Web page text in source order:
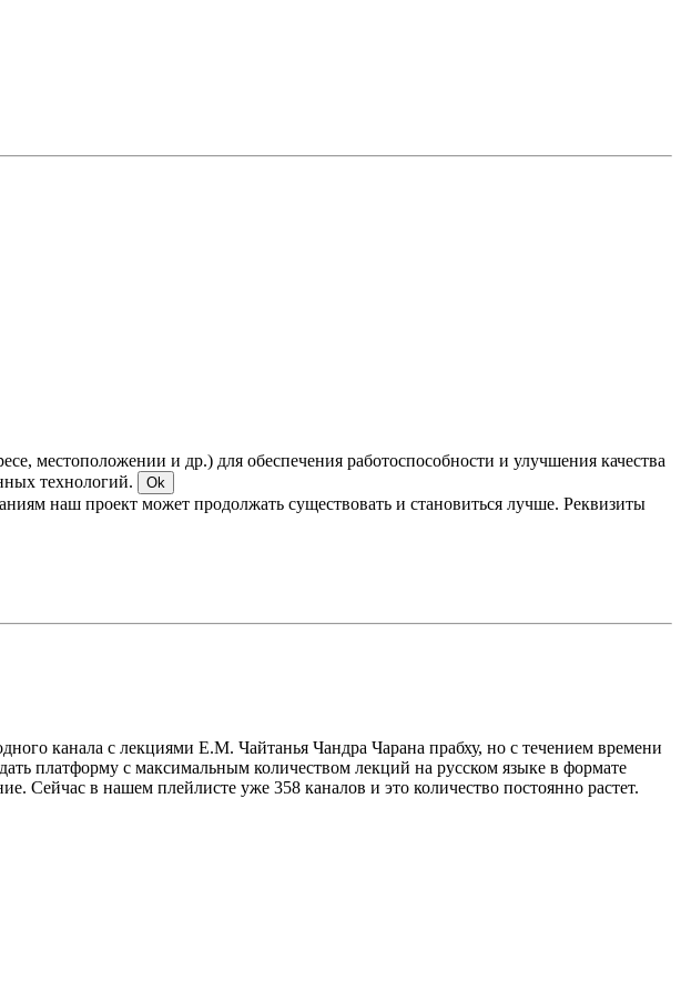
местоположении и др.) для обеспечения работоспособности и улучшения качества
технологий.
Ok
наш проект может продолжать существовать и становиться лучше. Реквизиты
канала с лекциями Е.М. Чайтанья Чандра Чарана прабху, но с течением времени
платформу с максимальным количеством лекций на русском языке в формате
Сейчас в нашем плейлисте уже 358 каналов и это количество постоянно растет.